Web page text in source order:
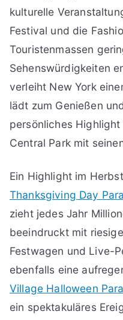
kulturelle
Festival und die
Touristenmassen
Sehenswürdigkeiten
verleiht New York
lädt zum Genießen
persönliches
Central Park mit
Ein Highlight im
Thanksgiving Day
zieht jedes Jahr
beeindruckt mit
Festwagen und Live-
ebenfalls eine
Village Halloween
ein spektakuläres